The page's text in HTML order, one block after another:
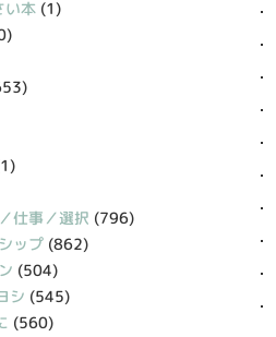
い本(1)
仕事／選択 (796)
ップ (862)
(504)
シ (545)
(560)